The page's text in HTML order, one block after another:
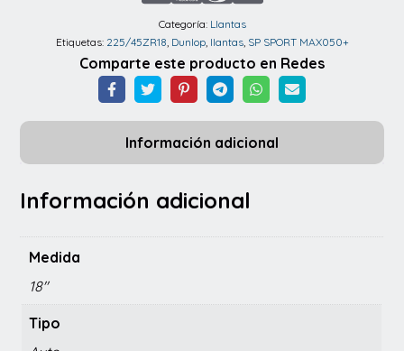
225/45ZR18
95Y
cantidad
Categoría: Llantas
Etiquetas: 225/45ZR18, Dunlop, llantas, SP SPORT MAX050+
Comparte este producto en Redes
Información adicional
Información adicional
Medida
18"
Tipo